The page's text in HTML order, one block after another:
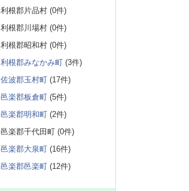
利根郡片品村 (0件)
利根郡川場村 (0件)
利根郡昭和村 (0件)
利根郡みなかみ町 (3件)
佐波郡玉村町 (17件)
邑楽郡板倉町 (5件)
邑楽郡明和町 (2件)
邑楽郡千代田町 (0件)
邑楽郡大泉町 (16件)
邑楽郡邑楽町 (12件)